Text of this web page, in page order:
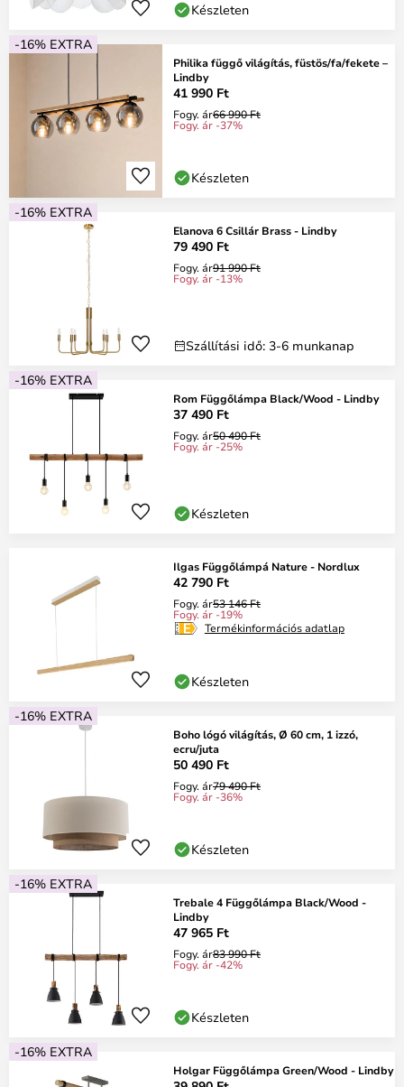
Készleten
-16% EXTRA
Philika függő világítás, füstös/fa/fekete –
Lindby
41 990 Ft
Fogy. ár66 990 Ft
Fogy. ár -37%
Készleten
-16% EXTRA
Elanova 6 Csillár Brass - Lindby
79 490 Ft
Fogy. ár91 990 Ft
Fogy. ár -13%
Szállítási idő: 3-6 munkanap
-16% EXTRA
Rom Függőlámpa Black/Wood - Lindby
37 490 Ft
Fogy. ár50 490 Ft
Fogy. ár -25%
Készleten
Ilgas Függőlámpá Nature - Nordlux
42 790 Ft
Fogy. ár53 146 Ft
Fogy. ár -19%
Termékinformációs adatlap
Készleten
-16% EXTRA
Boho lógó világítás, Ø 60 cm, 1 izzó,
ecru/juta
50 490 Ft
Fogy. ár79 490 Ft
Fogy. ár -36%
Készleten
-16% EXTRA
Trebale 4 Függőlámpa Black/Wood -
Lindby
47 965 Ft
Fogy. ár83 990 Ft
Fogy. ár -42%
Készleten
-16% EXTRA
Holgar Függőlámpa Green/Wood - Lindby